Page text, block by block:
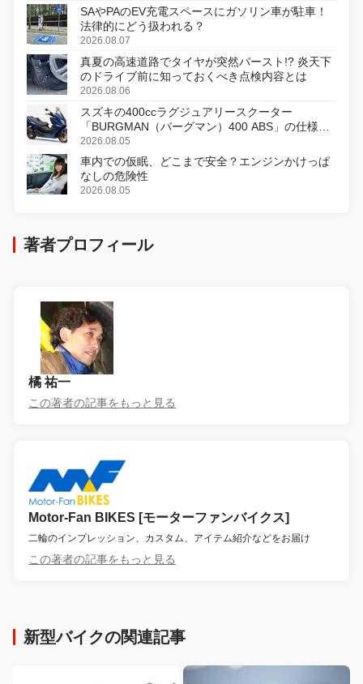
SAやPAのEV充電スペースにガソリン車が駐車！
法律的にどう扱われる？
2026.08.07
真夏の高速道路でタイヤが突然バースト!? 炎天下
のドライブ前に知っておくべき点検内容とは
2026.08.06
スズキの400ccラグジュアリースクーター
「BURGMAN（バーグマン）400 ABS」の仕様を
変更し、8月18日に発売
2026.08.05
車内での仮眠、どこまで安全？エンジンかけっぱ
なしの危険性
2026.08.05
著者プロフィール
橘 祐一
この著者の記事をもっと見る
Motor-Fan BIKES [モーターファンバイクス]
二輪のインプレッション、カスタム、アイテム紹介などをお届け
この著者の記事をもっと見る
新型バイクの関連記事